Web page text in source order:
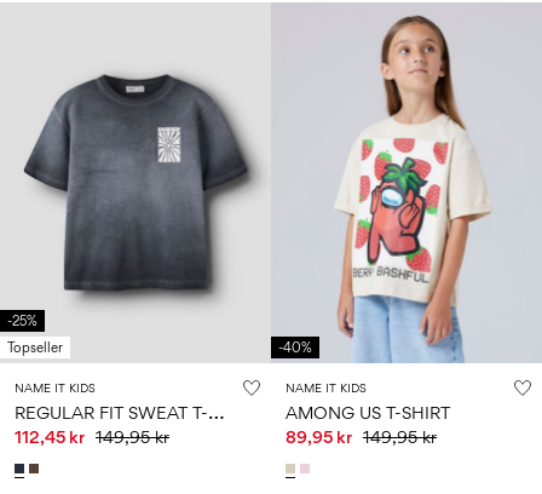
-25%
Topseller
NAME IT KIDS
R
EGULAR FIT SWEAT T-SHIRT
112,45 kr 149,95 kr
-40%
NAME IT KIDS
AMONG US T-SHIRT
89,95 kr 149,95 kr